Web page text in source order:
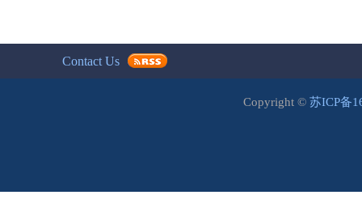
Contact Us
Copyright © 苏ICP备